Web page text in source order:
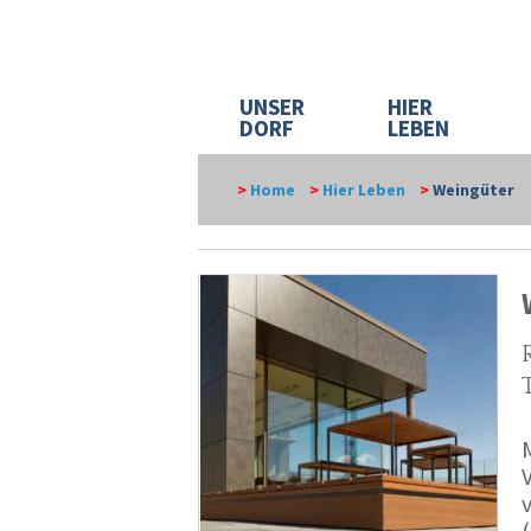
UNSER
DORF
HIER
LEBEN
> Home > Hier Leben >Weingüter